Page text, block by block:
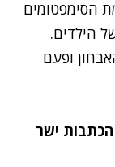
הסימפטומים
הילדים.
ופעם
הכתבות ישר